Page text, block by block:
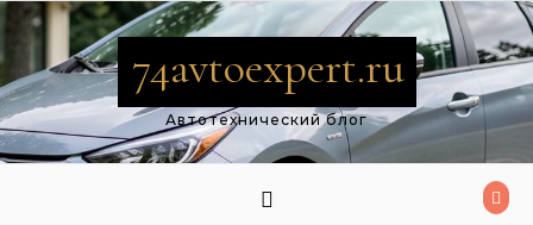
Перейти к содержимому
74avtoexpert.ru
Автотехнический блог